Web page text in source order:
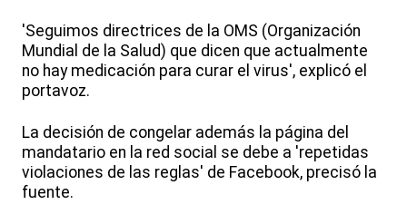
'Seguimos directrices de la OMS (Organización
Mundial de la Salud) que dicen que actualmente
no hay medicación para curar el virus', explicó el
portavoz.
La decisión de congelar además la página del
mandatario en la red social se debe a 'repetidas
violaciones de las reglas' de Facebook, precisó la
fuente.